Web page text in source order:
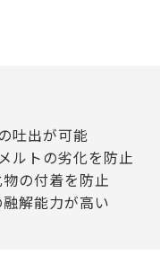
吐出が可能
ルトの劣化を防止
の付着を防止
解能力が高い